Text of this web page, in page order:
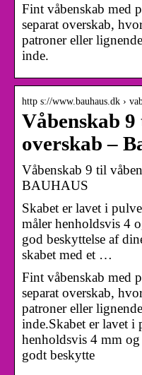
Fint våbenskab med
separat overskab,
patroner eller
inde.
http s://www.bauhaus.dk ›
Våbenskab
overskab –
Våbenskab 9 til
BAUHAUS
Skabet er lavet i
måler henholdsvis 4
god beskyttelse af
skabet med et …
Fint våbenskab med
separat overskab,
patroner eller
inde.Skabet er lavet i
henholdsvis 4 mm
godt beskytte